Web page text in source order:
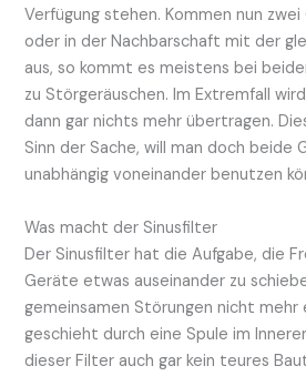
Verfügung stehen. Kommen nun
oder in der Nachbarschaft mit der
aus, so kommt es meistens bei
zu Störgeräuschen. Im Extremfall
dann gar nichts mehr übertragen.
Sinn der Sache, will man doch beide
unabhängig voneinander benutzen
Was macht der Sinusfilter
Der Sinusfilter hat die Aufgabe, die
Geräte etwas auseinander zu
gemeinsamen Störungen nicht mehr
geschieht durch eine Spule im
dieser Filter auch gar kein teures